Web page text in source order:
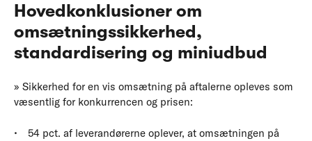
Hovedkonklusioner om
omsætningssikkerhed,
standardisering og miniudbud
» Sikkerhed for en vis omsætning på aftalerne opleves som
væsentlig for konkurrencen og prisen:
54 pct. af leverandørerne oplever, at omsætningen på